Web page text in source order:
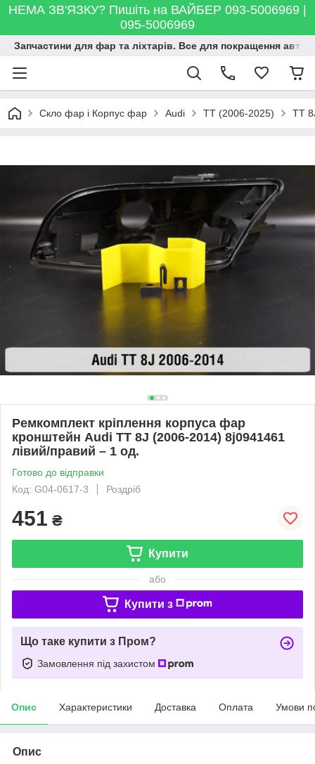
НЕМА ЗВ'ЯЗКУ? Пишіть на ВАЙБЕР 093-5006969 |
095-5006969
Запчастини для фар та ліхтарів. Все для покращення
Скло фар і Корпус фар Audi TT (2006-2025) TT
Ремкомплект кріплення корпуса фар
кронштейн Audi TT 8J (2006-2014) 8j0941461
лівий/правий – 1 од.
Готово до відправки
Код: G04-0617-3
Роздріб
451 ₴
Купити
або
Купити з
Що таке купити з Пром?
Замовлення під захистом
Опис Характеристики Доставка Оплата Умови
Опис